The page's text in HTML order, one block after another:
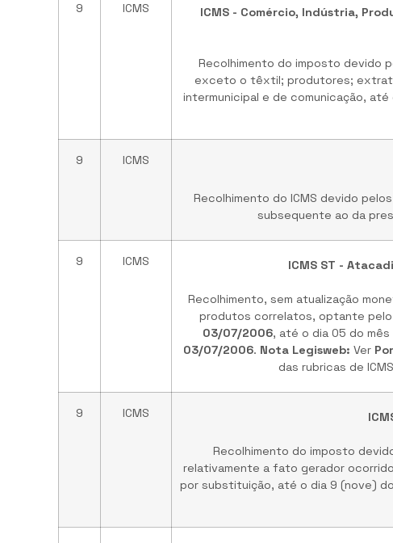
9 ICMS
ICMS - Comércio, Indústria,
Recolhimento do imposto devido
exceto o têxtil; produtores;
intermunicipal e de comunicação,
9 ICMS
Recolhimento do ICMS devido
subsequente ao da
9 ICMS ICMS ST -
Recolhimento, sem atualização
produtos correlatos, optante
03/07/2006, até o dia 05 do mês
03/07/2006. Nota Legisweb: Ver
das rubricas de
9 ICMS
Recolhimento do imposto
relativamente a fato gerador
por substituição, até o dia 9 (nove)